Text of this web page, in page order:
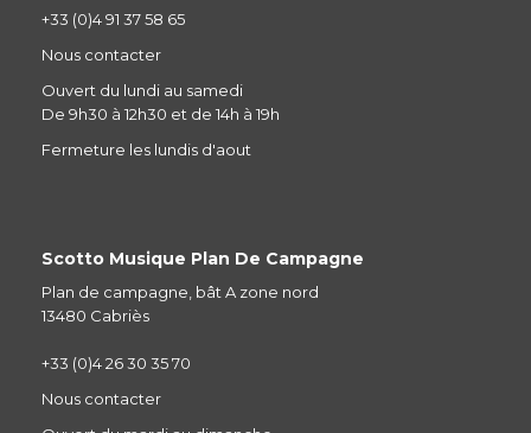
+33 (0)4 91 37 58 65
Nous contacter
Ouvert du lundi au samedi
De 9h30 à 12h30 et de 14h à 19h
Fermeture les lundis d'aout
Scotto Musique Plan De Campagne
Plan de campagne, bât A zone nord
13480 Cabriès
+33 (0)4 26 30 35 70
Nous contacter